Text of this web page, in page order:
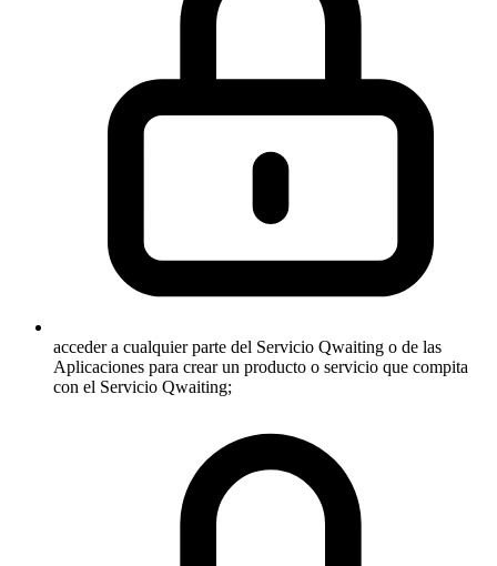
acceder a cualquier parte del Servicio Qwaiting o de las
Aplicaciones para crear un producto o servicio que compita
con el Servicio Qwaiting;